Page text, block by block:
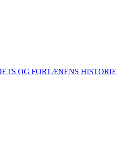
OG FORTÆNENS HISTORIE